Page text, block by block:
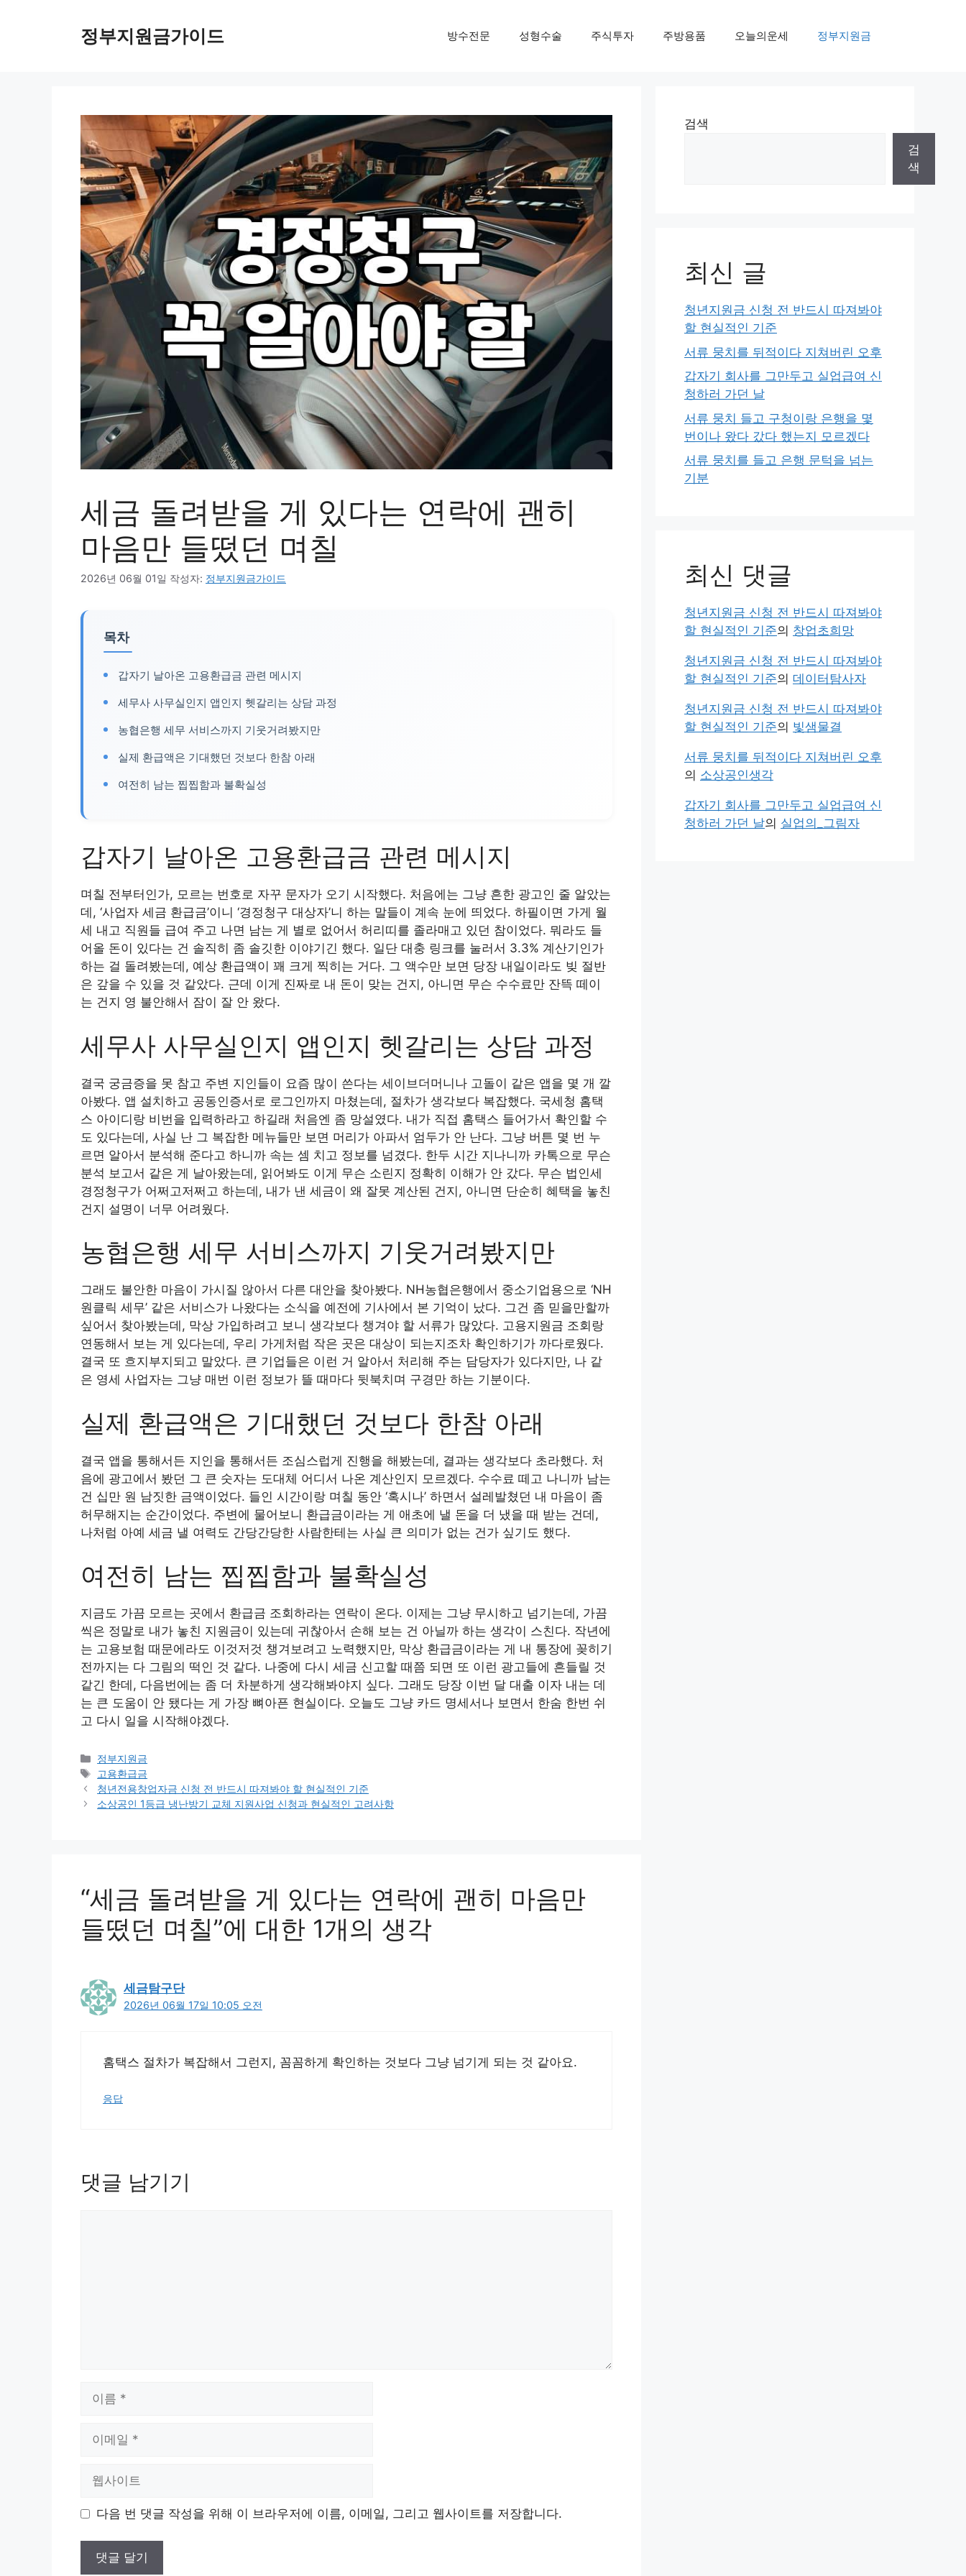
정부지원금가이드 방수전문 성형수술 주식투자 주방용품 오늘의운세 정부지원금
세금 돌려받을 게 있다는 연락에 괜히
마음만 들떴던 며칠
2026년 06월 01일 작성자: 정부지원금가이드
목차
갑자기 날아온 고용환급금 관련 메시지
세무사 사무실인지 앱인지 헷갈리는 상담 과정
농협은행 세무 서비스까지 기웃거려봤지만
실제 환급액은 기대했던 것보다 한참 아래
여전히 남는 찝찝함과 불확실성
갑자기 날아온 고용환급금 관련 메시지
며칠 전부터인가, 모르는 번호로 자꾸 문자가 오기 시작했다. 처음에는 그냥 흔한 광고인 줄 알았는
데, ‘사업자 세금 환급금’이니 ‘경정청구 대상자’니 하는 말들이 계속 눈에 띄었다. 하필이면 가게 월
세 내고 직원들 급여 주고 나면 남는 게 별로 없어서 허리띠를 졸라매고 있던 참이었다. 뭐라도 들
어올 돈이 있다는 건 솔직히 좀 솔깃한 이야기긴 했다. 일단 대충 링크를 눌러서 3.3% 계산기인가
하는 걸 돌려봤는데, 예상 환급액이 꽤 크게 찍히는 거다. 그 액수만 보면 당장 내일이라도 빚 절반
은 갚을 수 있을 것 같았다. 근데 이게 진짜로 내 돈이 맞는 건지, 아니면 무슨 수수료만 잔뜩 떼이
는 건지 영 불안해서 잠이 잘 안 왔다.
세무사 사무실인지 앱인지 헷갈리는 상담 과정
결국 궁금증을 못 참고 주변 지인들이 요즘 많이 쓴다는 세이브더머니나 고돌이 같은 앱을 몇 개 깔
아봤다. 앱 설치하고 공동인증서로 로그인까지 마쳤는데, 절차가 생각보다 복잡했다. 국세청 홈택
스 아이디랑 비번을 입력하라고 하길래 처음엔 좀 망설였다. 내가 직접 홈택스 들어가서 확인할 수
도 있다는데, 사실 난 그 복잡한 메뉴들만 보면 머리가 아파서 엄두가 안 난다. 그냥 버튼 몇 번 누
르면 알아서 분석해 준다고 하니까 속는 셈 치고 정보를 넘겼다. 한두 시간 지나니까 카톡으로 무슨
분석 보고서 같은 게 날아왔는데, 읽어봐도 이게 무슨 소린지 정확히 이해가 안 갔다. 무슨 법인세
경정청구가 어쩌고저쩌고 하는데, 내가 낸 세금이 왜 잘못 계산된 건지, 아니면 단순히 혜택을 놓친
건지 설명이 너무 어려웠다.
농협은행 세무 서비스까지 기웃거려봤지만
그래도 불안한 마음이 가시질 않아서 다른 대안을 찾아봤다. NH농협은행에서 중소기업용으로 ‘NH
원클릭 세무’ 같은 서비스가 나왔다는 소식을 예전에 기사에서 본 기억이 났다. 그건 좀 믿을만할까
싶어서 찾아봤는데, 막상 가입하려고 보니 생각보다 챙겨야 할 서류가 많았다. 고용지원금 조회랑
연동해서 보는 게 있다는데, 우리 가게처럼 작은 곳은 대상이 되는지조차 확인하기가 까다로웠다.
결국 또 흐지부지되고 말았다. 큰 기업들은 이런 거 알아서 처리해 주는 담당자가 있다지만, 나 같
은 영세 사업자는 그냥 매번 이런 정보가 뜰 때마다 뒷북치며 구경만 하는 기분이다.
실제 환급액은 기대했던 것보다 한참 아래
결국 앱을 통해서든 지인을 통해서든 조심스럽게 진행을 해봤는데, 결과는 생각보다 초라했다. 처
음에 광고에서 봤던 그 큰 숫자는 도대체 어디서 나온 계산인지 모르겠다. 수수료 떼고 나니까 남는
건 십만 원 남짓한 금액이었다. 들인 시간이랑 며칠 동안 ‘혹시나’ 하면서 설레발쳤던 내 마음이 좀
허무해지는 순간이었다. 주변에 물어보니 환급금이라는 게 애초에 낼 돈을 더 냈을 때 받는 건데,
나처럼 아예 세금 낼 여력도 간당간당한 사람한테는 사실 큰 의미가 없는 건가 싶기도 했다.
여전히 남는 찝찝함과 불확실성
지금도 가끔 모르는 곳에서 환급금 조회하라는 연락이 온다. 이제는 그냥 무시하고 넘기는데, 가끔
씩은 정말로 내가 놓친 지원금이 있는데 귀찮아서 손해 보는 건 아닐까 하는 생각이 스친다. 작년에
는 고용보험 때문에라도 이것저것 챙겨보려고 노력했지만, 막상 환급금이라는 게 내 통장에 꽂히기
전까지는 다 그림의 떡인 것 같다. 나중에 다시 세금 신고할 때쯤 되면 또 이런 광고들에 흔들릴 것
같긴 한데, 다음번에는 좀 더 차분하게 생각해봐야지 싶다. 그래도 당장 이번 달 대출 이자 내는 데
는 큰 도움이 안 됐다는 게 가장 뼈아픈 현실이다. 오늘도 그냥 카드 명세서나 보면서 한숨 한번 쉬
고 다시 일을 시작해야겠다.
카
테
고
리
정부지원금
태
그
고용환급금
청년전용창업자금 신청 전 반드시 따져봐야 할 현실적인 기준
소상공인 1등급 냉난방기 교체 지원사업 신청과 현실적인 고려사항
“세금 돌려받을 게 있다는 연락에 괜히 마음만
들떴던 며칠”에 대한 1개의 생각
세금탐구단
2026년 06월 17일 10:05 오전
홈택스 절차가 복잡해서 그런지, 꼼꼼하게 확인하는 것보다 그냥 넘기게 되는 것 같아요.
응답
댓글 남기기
이 다음 번 댓글 작성을 위해 이 브라우저에 이름, 이메일, 그리고 웹사이트를 저장합니다.
검색
검
색
최신 글
청년지원금 신청 전 반드시 따져봐야
할 현실적인 기준
서류 뭉치를 뒤적이다 지쳐버린 오후
갑자기 회사를 그만두고 실업급여 신
청하러 가던 날
서류 뭉치 들고 구청이랑 은행을 몇
번이나 왔다 갔다 했는지 모르겠다
서류 뭉치를 들고 은행 문턱을 넘는
기분
최신 댓글
청년지원금 신청 전 반드시 따져봐야
할 현실적인 기준의 창업초희망
청년지원금 신청 전 반드시 따져봐야
할 현실적인 기준의 데이터탐사자
청년지원금 신청 전 반드시 따져봐야
할 현실적인 기준의 빛샘물결
서류 뭉치를 뒤적이다 지쳐버린 오후
의 소상공인생각
갑자기 회사를 그만두고 실업급여 신
청하러 가던 날의 실업의_그림자